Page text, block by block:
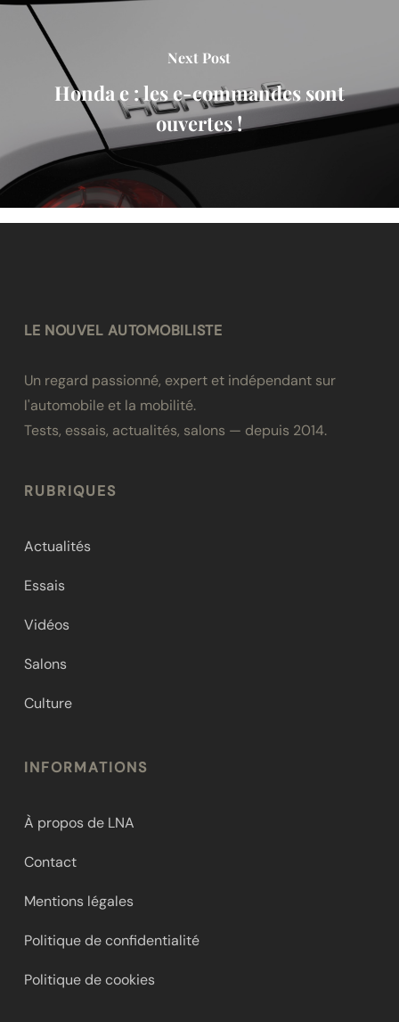
Next Post
Honda e : les e-commandes sont
ouvertes !
LE NOUVEL AUTOMOBILISTE
Un regard passionné, expert et indépendant sur
l'automobile et la mobilité.
Tests, essais, actualités, salons — depuis 2014.
RUBRIQUES
Actualités
Essais
Vidéos
Salons
Culture
INFORMATIONS
À propos de LNA
Contact
Mentions légales
Politique de confidentialité
Politique de cookies